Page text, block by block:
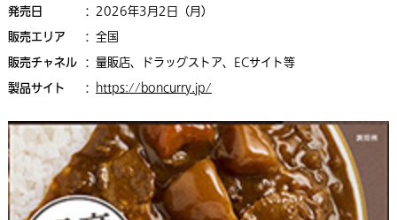
発売日 ： 2026年3月2日（月）
販売エリア ： 全国
販売チャネル ： 量販店、ドラッグストア、ECサイト等
製品サイト ： https://boncurry.jp/